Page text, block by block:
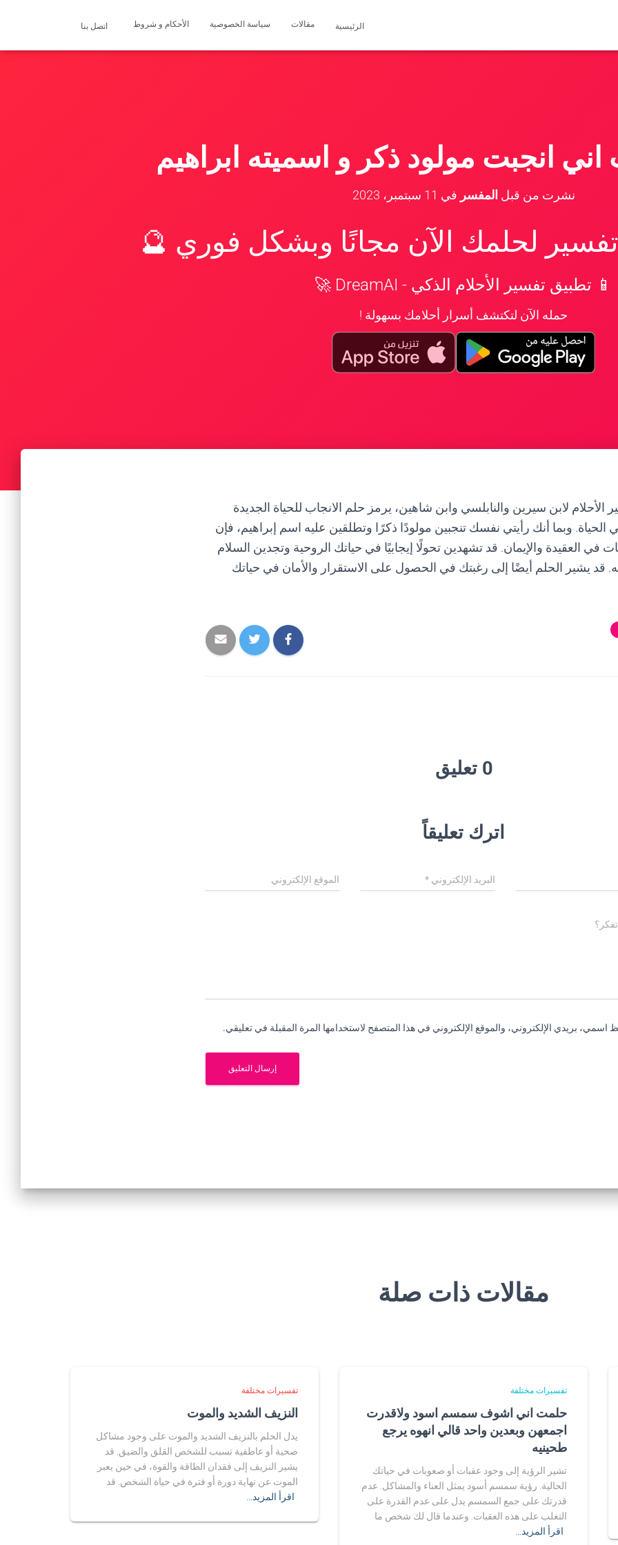
الرئيسية مقالات سياسة الخصوصية الأحكام و شروط اتصل بنا
اني انجبت مولود ذكر و اسميته ابراهيم
نشرت من قبل المفسر في 11 سبتمبر، 2023
لحلمك الآن مجانًا وبشكل فوري 🔮
📱 تطبيق تفسير الأحلام الذكي - DreamAI 🚀
حمله الآن لتكتشف أسرار أحلامك بسهولة !
لابن سيرين والنابلسي وابن شاهين، يرمز حلم الانجاب للحياة الجديدة
في الحياة. وبما أنك رأيتي نفسك تنجبين مولودًا ذكرًا وتطلقين عليه اسم إبراهيم، فإن
في العقيدة والإيمان. قد تشهدين تحولًا إيجابيًا في حياتك الروحية وتجدين السلام
قد يشير الحلم أيضًا إلى رغبتك في الحصول على الاستقرار والأمان في حياتك
0 تعليق
اترك تعليقاً
البريد الإلكتروني* الموقع الإلكتروني
اسمي، بريدي الإلكتروني، والموقع الإلكتروني في هذا المتصفح لاستخدامها المرة المقبلة في تعليقي.
مقالات ذات صلة
تفسيرات مختلفة
حلمت اني اشوف سمسم اسود ولاقدرت
اجمعهن وبعدين واحد قالي انهوه يرجع
طحينيه
تشير الرؤية إلى وجود عقبات أو صعوبات في حياتك
الحالية. رؤية سمسم أسود يمثل العناء والمشاكل. عدم
قدرتك على جمع السمسم يدل على عدم القدرة على
التغلب على هذه العقبات. وعندما قال لك شخص ما
اقرأ المزيد…
تفسيرات مختلفة
النزيف الشديد والموت
يدل الحلم بالنزيف الشديد والموت على وجود مشاكل
صحية أو عاطفية تسبب للشخص القلق والضيق. قد
يشير النزيف إلى فقدان الطاقة والقوة، في حين يعبر
الموت عن نهاية دورة أو فترة في حياة الشخص. قد
اقرأ المزيد…